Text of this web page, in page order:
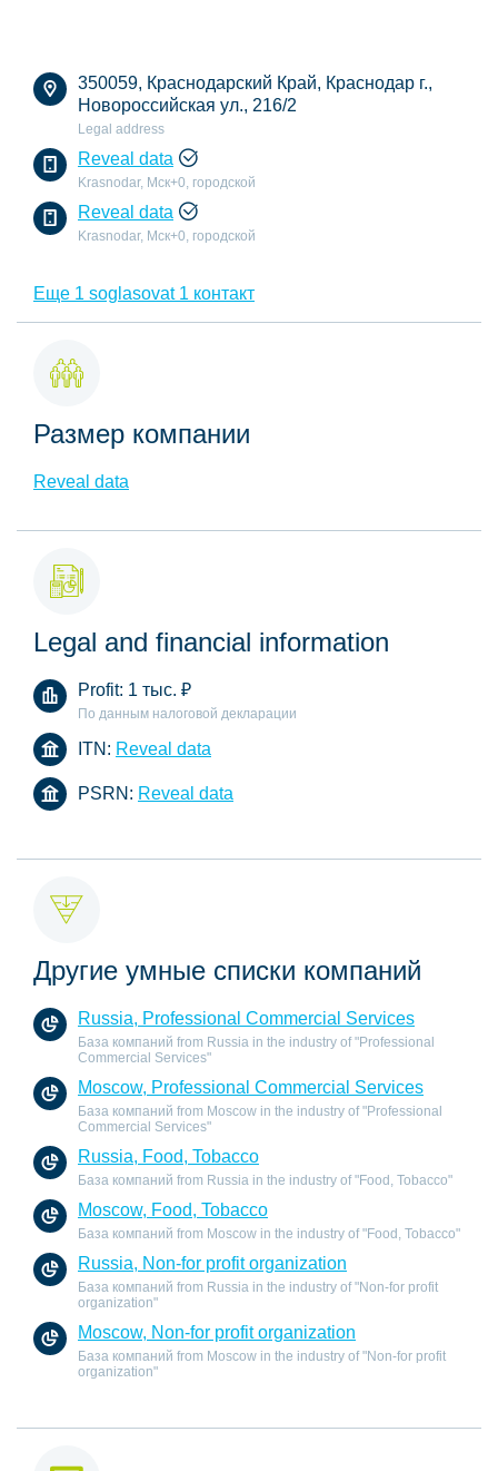
350059, Краснодарский Край, Краснодар г.,
Новороссийская ул., 216/2
Legal address
Reveal data
Krasnodar, Мск+0, городской
Reveal data
Krasnodar, Мск+0, городской
Еще 1 soglasovat 1 контакт
Размер компании
Reveal data
Legal and financial information
Profit: 1 тыс. ₽
По данным налоговой декларации
ITN: Reveal data
PSRN: Reveal data
Другие умные списки компаний
Russia, Professional Commercial Services
База компаний from Russia in the industry of "Professional
Commercial Services"
Moscow, Professional Commercial Services
База компаний from Moscow in the industry of "Professional
Commercial Services"
Russia, Food, Tobacco
База компаний from Russia in the industry of "Food, Tobacco"
Moscow, Food, Tobacco
База компаний from Moscow in the industry of "Food, Tobacco"
Russia, Non-for profit organization
База компаний from Russia in the industry of "Non-for profit
organization"
Moscow, Non-for profit organization
База компаний from Moscow in the industry of "Non-for profit
organization"